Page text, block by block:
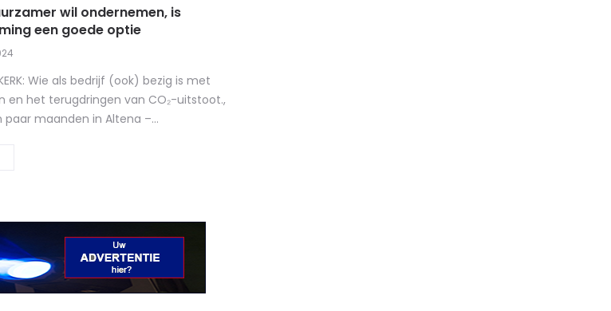
wil ondernemen, is
een goede optie
Wie als bedrijf (ook) bezig is met
en het terugdringen van CO₂-uitstoot.,
maanden in Altena –...